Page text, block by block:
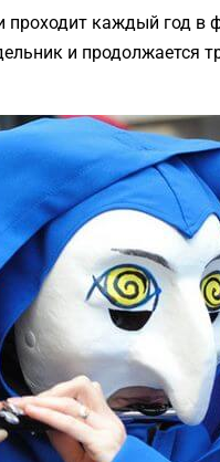
каждый год в
и продолжается